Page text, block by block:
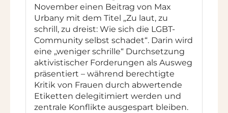
November einen Beitrag von Max
Urbany mit dem Titel „Zu laut, zu
schrill, zu dreist: Wie sich die LGBT-
Community selbst schadet“. Darin wird
eine „weniger schrille“ Durchsetzung
aktivistischer Forderungen als Ausweg
präsentiert – während berechtigte
Kritik von Frauen durch abwertende
Etiketten delegitimiert werden und
zentrale Konflikte ausgespart bleiben.